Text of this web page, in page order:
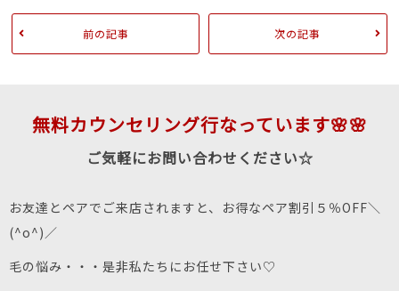
前の記事 次の記事
無料カウンセリング行なっています🌸🌸
ご気軽にお問い合わせください☆
お友達とペアでご来店されますと、お得なペア割引５％OFF＼
(^o^)／
毛の悩み・・・是非私たちにお任せ下さい♡